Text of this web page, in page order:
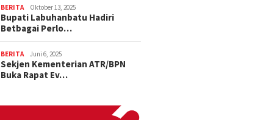
BERITA Oktober 13, 2025
Bupati Labuhanbatu Hadiri
Betbagai Perlo…
BERITA Juni 6, 2025
Sekjen Kementerian ATR/BPN
Buka Rapat Ev…